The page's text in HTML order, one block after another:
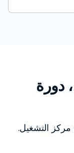
دورة